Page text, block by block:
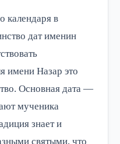
календаря в
дат именин
имени Назар это
Основная дата —
мученика
знает и
святыми, что